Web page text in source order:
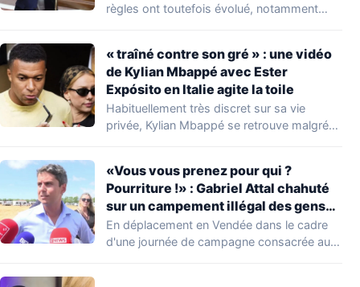
règles ont toutefois évolué, notamment
« traîné contre son gré » : une vidéo
de Kylian Mbappé avec Ester
Expósito en Italie agite la toile
Habituellement très discret sur sa vie
privée, Kylian Mbappé se retrouve malgré
«Vous vous prenez pour qui ?
Pourriture !» : Gabriel Attal chahuté
sur un campement illégal des gens
du voyage
En déplacement en Vendée dans le cadre
d'une journée de campagne consacrée aux